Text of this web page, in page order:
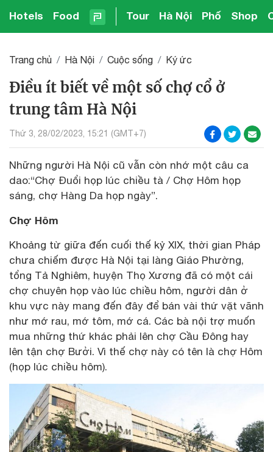
Hotels Food Tour Hà Nội Phố Shop
Trang chủ Hà Nội Cuộc sống Ký ức
Điều ít biết về một số chợ cổ ở
trung tâm Hà Nội
Thứ 3, 28/02/2023, 15:21 (GMT+7)
Những người Hà Nội cũ vẫn còn nhớ một câu ca
dao:“Chợ Đuổi họp lúc chiều tà / Chợ Hôm họp
sáng, chợ Hàng Da họp ngày”.
Chợ Hôm
Khoảng từ giữa đến cuối thế kỷ XIX, thời gian Pháp
chưa chiếm được Hà Nội tại làng Giáo Phường,
tổng Tả Nghiêm, huyện Thọ Xương đã có một cái
chợ chuyên họp vào lúc chiều hôm, người dân ở
khu vực này mang đến đây để bán vài thứ vặt vãnh
như mớ rau, mớ tôm, mớ cá. Các bà nội trợ muốn
mua những thứ khác phải lên chợ Cầu Đông hay
lên tận chợ Bưởi. Vì thế chợ này có tên là chợ Hôm
(họp lúc chiều hôm).